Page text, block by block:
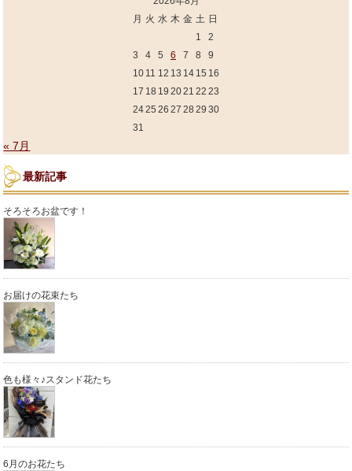
月 火 水 木 金 土 日
1
2
3
4 5 6 7 8
9
10 11 12 13 14 15 16
17 18 19 2021 22 23
2425 26 27 28 29 30
31
« 7月
最新記事
そろそろお盆です！
お届けの花束たち
色も様々♪スタンド花たち
6月のお花たち